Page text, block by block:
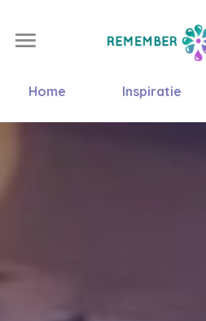
Home Inspiratie